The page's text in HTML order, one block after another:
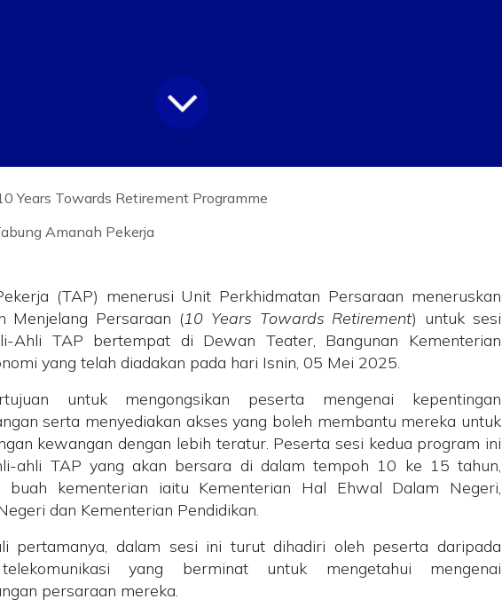
Years Towards Retirement Programme
Amanah Pekerja
(TAP) menerusi Unit Perkhidmatan Persaraan meneruskan
Menjelang Persaraan (10 Years Towards Retirement) untuk sesi
Ahli TAP bertempat di Dewan Teater, Bangunan Kementerian
yang telah diadakan pada hari Isnin, 05 Mei 2025.
untuk mengongsikan peserta mengenai kepentingan
serta menyediakan akses yang boleh membantu mereka untuk
kewangan dengan lebih teratur. Peserta sesi kedua program ini
ahli TAP yang akan bersara di dalam tempoh 10 ke 15 tahun,
kementerian iaitu Kementerian Hal Ehwal Dalam Negeri,
dan Kementerian Pendidikan.
pertamanya, dalam sesi ini turut dihadiri oleh peserta daripada
yang berminat untuk mengetahui mengenai
persaraan mereka.